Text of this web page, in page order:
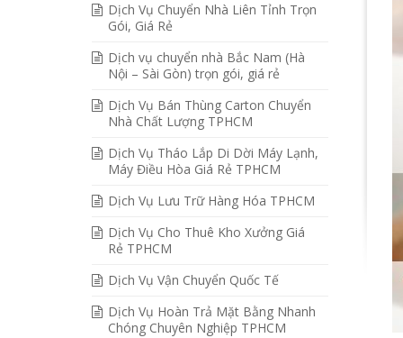
Dịch Vụ Chuyển Nhà Liên Tỉnh Trọn
Gói, Giá Rẻ
Dịch vụ chuyển nhà Bắc Nam (Hà
Nội – Sài Gòn) trọn gói, giá rẻ
Dịch Vụ Bán Thùng Carton Chuyển
Nhà Chất Lượng TPHCM
Dịch Vụ Tháo Lắp Di Dời Máy Lạnh,
Máy Điều Hòa Giá Rẻ TPHCM
Dịch Vụ Lưu Trữ Hàng Hóa TPHCM
Dịch Vụ Cho Thuê Kho Xưởng Giá
Rẻ TPHCM
Dịch Vụ Vận Chuyển Quốc Tế
Dịch Vụ Hoàn Trả Mặt Bằng Nhanh
Chóng Chuyên Nghiệp TPHCM